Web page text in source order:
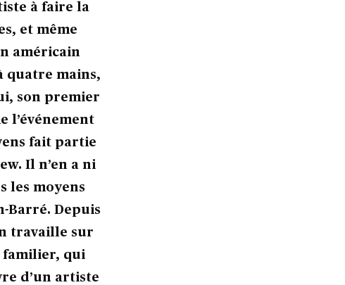
à faire la
et même
américain
quatre mains,
son premier
l’événement
fait partie
Il n’en a ni
les moyens
Barré. Depuis
travaille sur
familier, qui
d’un artiste